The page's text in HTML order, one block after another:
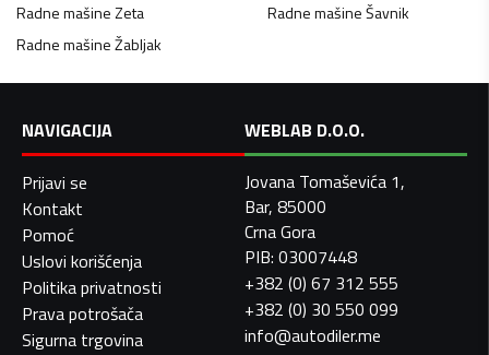
Radne mašineZeta Radne mašineŠavnik
Radne mašineŽabljak
NAVIGACIJA
Prijavi se
Kontakt
Pomoć
Uslovi korišćenja
Politika privatnosti
Prava potrošača
Sigurna trgovina
WEBLAB D.O.O.
Jovana Tomaševića 1,
Bar, 85000
Crna Gora
PIB: 03007448
+382 (0) 67 312 555
+382 (0) 30 550 099
info@autodiler.me